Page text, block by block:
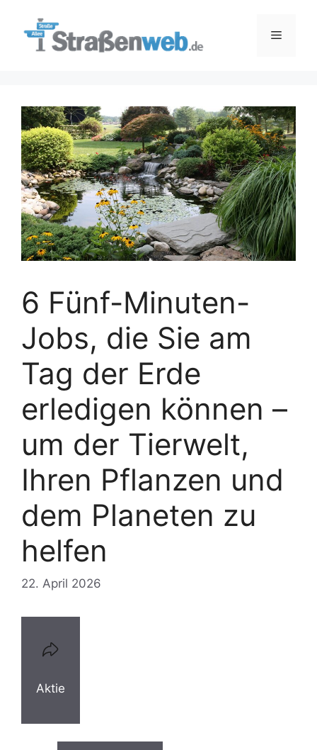
Menü
6 Fünf-Minuten-
Jobs, die Sie am
Tag der Erde
erledigen können –
um der Tierwelt,
Ihren Pflanzen und
dem Planeten zu
helfen
22. April 2026
Aktie